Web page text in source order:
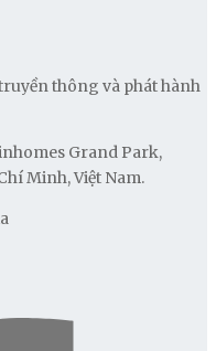
thông và phát hành
Grand Park,
Minh, Việt Nam.